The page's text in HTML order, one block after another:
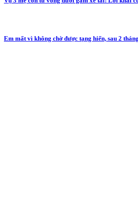
Em mất vì không chờ được tạng hiến, sau 2